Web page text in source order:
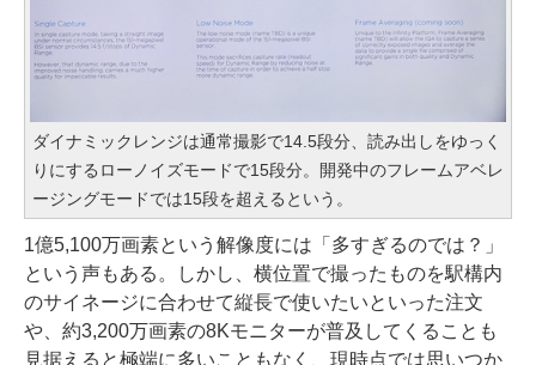
ダイナミックレンジは通常撮影で14.5段分、読み出しをゆっく
りにするローノイズモードで15段分。開発中のフレームアベレ
ージングモードでは15段を超えるという。
1億5,100万画素という解像度には「多すぎるのでは？」
という声もある。しかし、横位置で撮ったものを駅構内
のサイネージに合わせて縦長で使いたいといった注文
や、約3,200万画素の8Kモニターが普及してくることも
見据えると極端に多いこともなく、現時点では思いつか